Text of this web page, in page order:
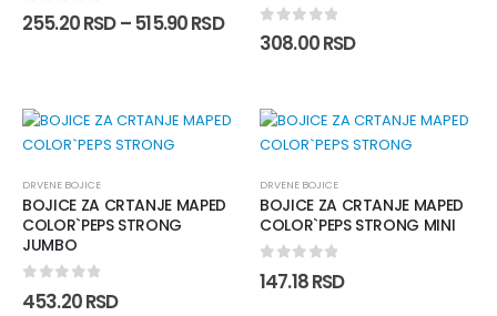
0out of 5
255.20RSD– 515.90RSD 0 out of 5
308.00RSD
DRVENE BOJICE
BOJICE ZA CRTANJE MAPED
COLOR`PEPS STRONG
JUMBO
out of 5
453.20RSD
DRVENE BOJICE
BOJICE ZA CRTANJE MAPED
COLOR`PEPS STRONG MINI
0 out of 5
147.18RSD